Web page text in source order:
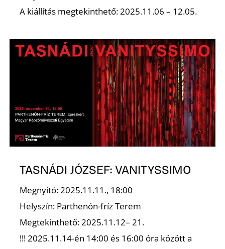
A kiállítás megtekinthető: 2025.11.06 – 12.05.
TASNÁDI JÓZSEF: VANITYSSIMO
Megnyitó: 2025.11.11., 18:00
Helyszín: Parthenón-fríz Terem
Megtekinthető: 2025.11.12– 21.
!!! 2025.11.14-én 14:00 és 16:00 óra között a